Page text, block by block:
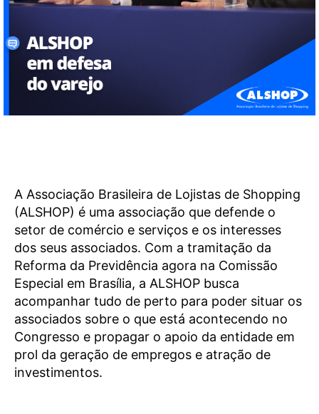
A Associação Brasileira de Lojistas de Shopping
(ALSHOP) é uma associação que defende o
setor de comércio e serviços e os interesses
dos seus associados. Com a tramitação da
Reforma da Previdência agora na Comissão
Especial em Brasília, a ALSHOP busca
acompanhar tudo de perto para poder situar os
associados sobre o que está acontecendo no
Congresso e propagar o apoio da entidade em
prol da geração de empregos e atração de
investimentos.